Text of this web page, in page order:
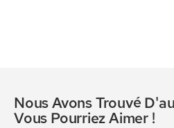
Nous Avons Trouvé
Vous Pourriez Aimer !